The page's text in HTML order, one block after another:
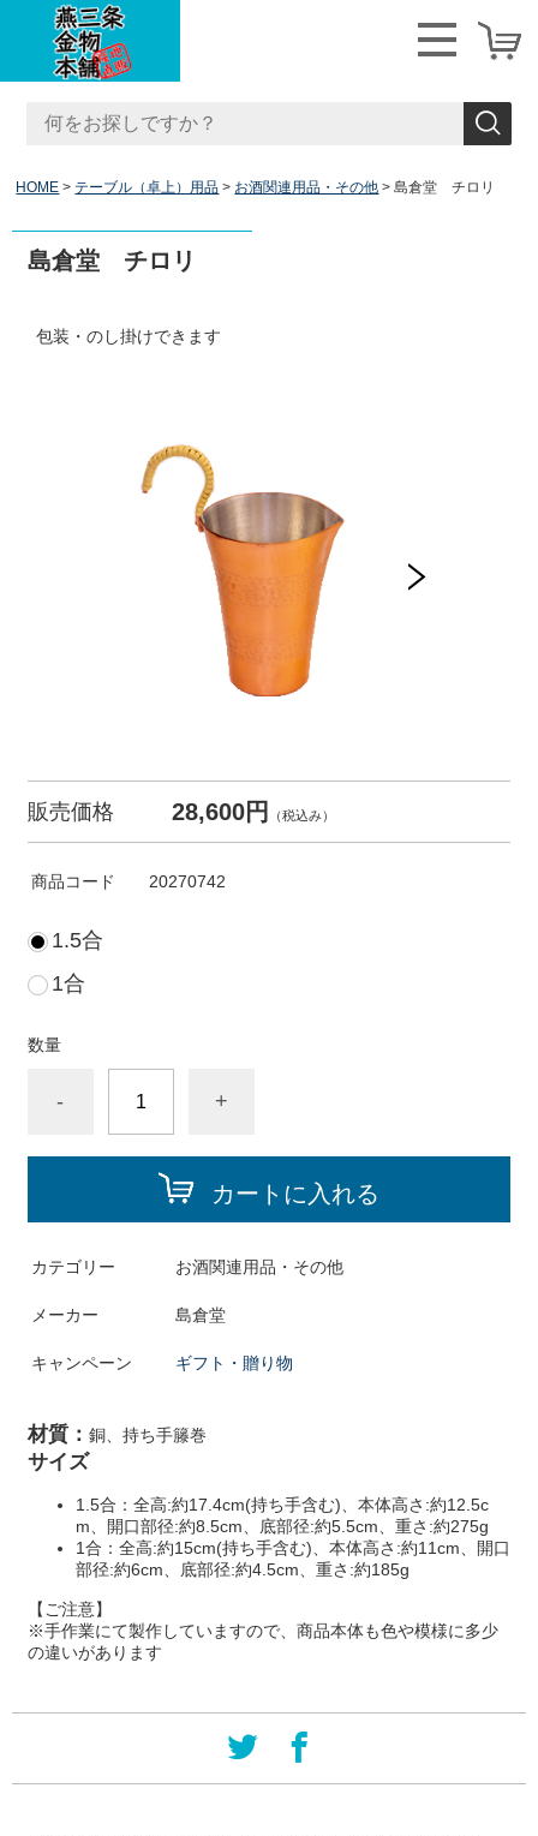
HOME テーブル（卓上）用品 お酒関連用品・その他 島倉堂 チロリ
島倉堂 チロリ
包装・のし掛けできます
販売価格 28,600円 （税込み）
商品コード 20270742
1.5合
1合
数量
- +
カートに入れる
カテゴリー お酒関連用品・その他
メーカー 島倉堂
キャンペーン ギフト・贈り物
材質： 銅、持ち手籐巻
サイズ
1.5合： 全高:約17.4cm(持ち手含む)、本体高さ:約12.5c
m、開口部径:約8.5cm、底部径:約5.5cm、重さ:約275g
1合： 全高:約15cm(持ち手含む)、本体高さ:約11cm、開口
部径:約6cm、底部径:約4.5cm、重さ:約185g
【ご注意】
※手作業にて製作していますので、商品本体も色や模様に多少
の違いがあります